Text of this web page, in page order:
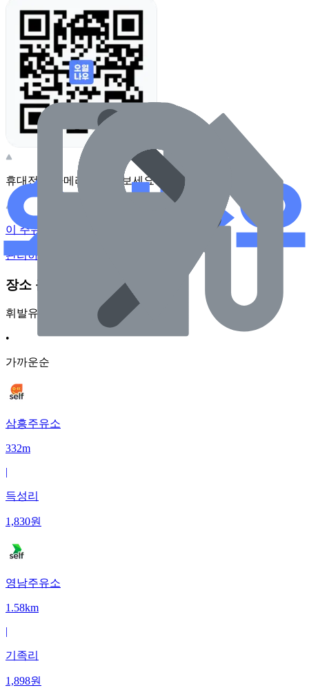
휴대전화 카메라로 찍어보세요
이 주유소의 사장님이신가요?
관리하기
장소 근처 주유소
휘발유
•
가까운순
삼흥주유소
332m
|
득성리
1,830원
영남주유소
1.58km
|
기족리
1,898원